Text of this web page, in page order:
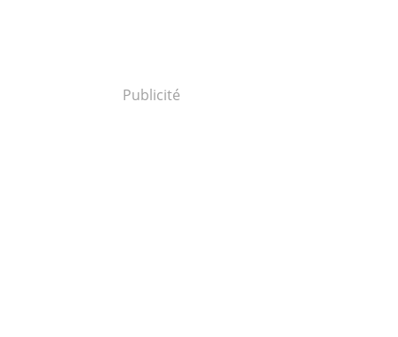
Publicité